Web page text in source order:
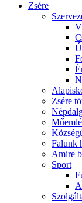
Zsére
Zsére
Falunk
Amire
Sport